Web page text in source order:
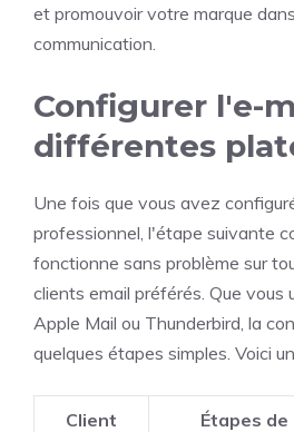
et promouvoir votre marque
communication.
Configurer l'e-
différentes
Une fois que vous avez
professionnel, l'étape suivante
fonctionne sans problème sur
clients email préférés. Que vous
Apple Mail ou Thunderbird, la
quelques étapes simples. Voici
Client
Étapes de